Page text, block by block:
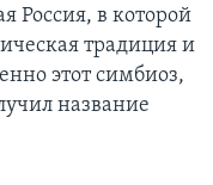
Россия, в которой
традиция и
этот симбиоз,
название